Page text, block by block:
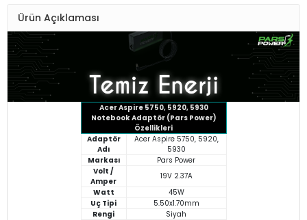
Ürün Açıklaması
Acer Aspire 5750, 5920, 5930
Notebook Adaptör (Pars Power)
Özellikleri
Adaptör
Adı
Acer Aspire 5750, 5920,
5930
Markası
Pars Power
Volt /
Amper
19V 2.37A
Watt
45W
Uç Tipi
5.50x1.70mm
Rengi
Siyah